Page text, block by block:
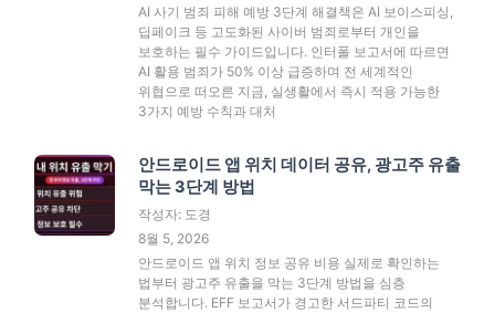
AI 사기 범죄 피해 예방 3단계 해결책은 AI 보이스피싱,
딥페이크 등 고도화된 사이버 범죄로부터 개인을
보호하는 필수 가이드입니다. 인터폴 보고서에 따르면
AI 활용 범죄가 50% 이상 급증하며 전 세계적인
위협으로 떠오른 지금, 실생활에서 즉시 적용 가능한
3가지 예방 수칙과 대처
안드로이드 앱 위치 데이터 공유, 광고주 유출
막는 3단계 방법
작성자: 도경
8월 5, 2026
안드로이드 앱 위치 정보 공유 비용 실제로 확인하는
법부터 광고주 유출을 막는 3단계 방법을 심층
분석합니다. EFF 보고서가 경고한 서드파티 코드의